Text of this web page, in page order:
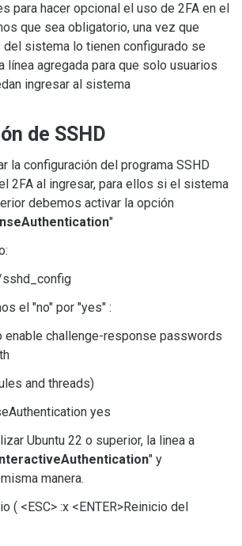
para hacer opcional el uso de 2FA en el
que sea obligatorio, una vez que
sistema lo tienen configurado se
línea agregada para que solo usuarios
ingresar al sistema
de SSHD
la configuración del programa SSHD
2FA al ingresar, para ellos si el sistema
debemos activar la opción
"
el "no" por "yes" :
enable challenge-response passwords
and threads)
yes
Ubuntu 22 o superior, la linea a
" y
manera.
( <ESC> :x <ENTER>Reinicio del